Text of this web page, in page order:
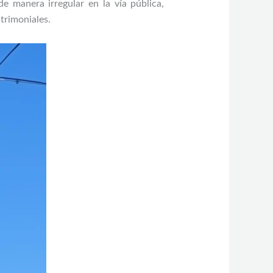
manera irregular en la vía pública,